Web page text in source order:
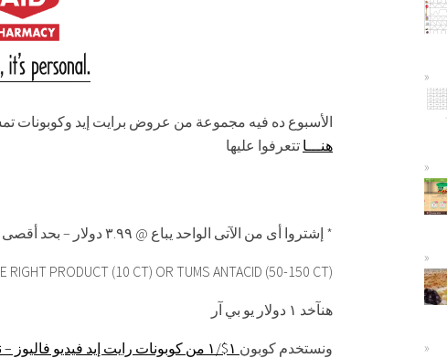
الأسبوع ده فيه مجموعة من عروض برايت إيد وكوبونات
هنـــا تتعرفوا عليها
إشتروا أى من الآتى الواحد يباع @ ٣.٩٩ دولار – بحد أقصى ٤ *
RIGHT PRODUCT (10 CT) OR TUMS ANTACID (50-150 CT)
هنآخد ١ دولار يو بي آر
ونستخدم كوبون